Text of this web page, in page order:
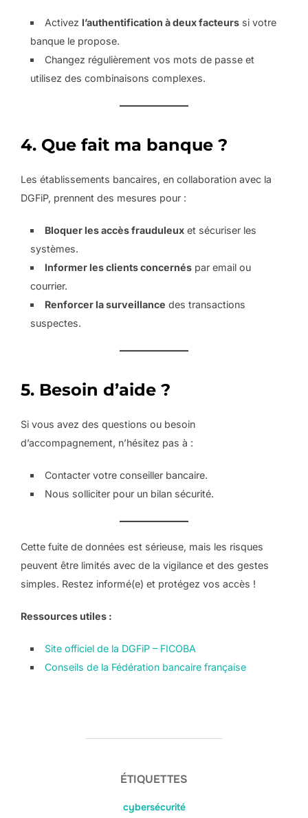
Activez l’authentification à deux facteurssi votre
banque le propose.
Changez régulièrement vos mots de passe et
utilisez des combinaisons complexes.
4. Que fait ma banque ?
Les établissements bancaires, en collaboration avec la
DGFiP, prennent des mesures pour :
Bloquer les accès frauduleuxet sécuriser les
systèmes.
Informer les clients concernéspar email ou
courrier.
Renforcer la surveillance des transactions
suspectes.
5. Besoin d’aide ?
Si vous avez des questions ou besoin
d’accompagnement, n’hésitez pas à :
Contacter votre conseiller bancaire.
Nous solliciter pour un bilan sécurité.
Cette fuite de données est sérieuse, mais les risques
peuvent être limités avec de la vigilance et des gestes
simples. Restez informé(e) et protégez vos accès !
Ressources utiles :
Site officiel de la DGFiP – FICOBA
Conseils de la Fédération bancaire française
ÉTIQUETTES
cybersécurité